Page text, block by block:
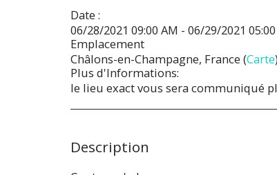
Date :
06/28/2021 09:00 AM - 06/29/2021
Emplacement
Châlons-en-Champagne, France (Carte)
Plus d'Informations:
le lieu exact vous sera communiqué
Description